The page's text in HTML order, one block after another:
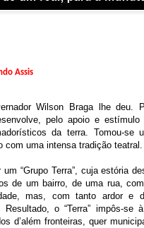
Assis
Wilson Braga lhe deu.
pelo apoio e
da terra. Tomou-se
com uma intensa tradição teatral.
“Grupo Terra”, cuja estória
de um bairro, de uma rua,
mas, com tanto ardor e
o “Terra” impôs-se
d’além fronteiras, quer